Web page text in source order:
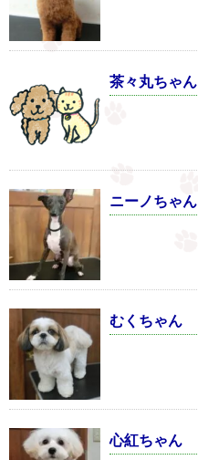
茶々丸ちゃん
ニーノちゃん
むくちゃん
心紅ちゃん